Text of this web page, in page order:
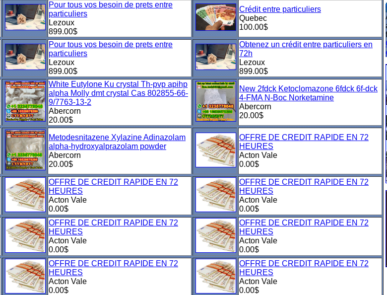
Pour tous vos besoin de prets entre
particuliers
Lezoux
899.00$
Crédit entre particuliers
Quebec
100.00$
Pour tous vos besoin de prets entre
particuliers
Lezoux
899.00$
Obtenez un crédit entre particuliers en
72h
Lezoux
899.00$
White Eutylone Ku crystal Th-pvp apihp
alpha Molly dmt crystal Cas 802855-66-
9/7763-13-2
Abercorn
20.00$
New 2fdck Ketoclomazone 6fdck 6f-dck
4-FMA N-Boc Norketamine
Abercorn
20.00$
Metodesnitazene Xylazine Adinazolam
alpha-hydroxyalprazolam powder
Abercorn
20.00$
OFFRE DE CREDIT RAPIDE EN 72
HEURES
Acton Vale
0.00$
OFFRE DE CREDIT RAPIDE EN 72
HEURES
Acton Vale
0.00$
OFFRE DE CREDIT RAPIDE EN 72
HEURES
Acton Vale
0.00$
OFFRE DE CREDIT RAPIDE EN 72
HEURES
Acton Vale
0.00$
OFFRE DE CREDIT RAPIDE EN 72
HEURES
Acton Vale
0.00$
OFFRE DE CREDIT RAPIDE EN 72
HEURES
Acton Vale
0.00$
OFFRE DE CREDIT RAPIDE EN 72
HEURES
Acton Vale
0.00$